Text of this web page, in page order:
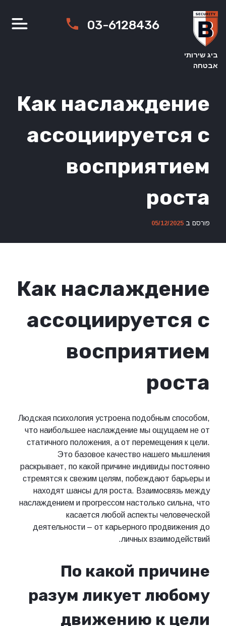
content
ביג שירותי
אבטחה
03-6128436
Как наслаждение
ассоциируется с
восприятием
роста
פורסם ב 05/12/2025
Как наслаждение
ассоциируется с
восприятием
роста
Людская психология устроена подобным способом,
что наибольшее наслаждение мы ощущаем не от
статичного положения, а от перемещения к цели.
Это базовое качество нашего мышления
раскрывает, по какой причине индивиды постоянно
стремятся к свежим целям, побеждают барьеры и
находят шансы для роста. Взаимосвязь между
наслаждением и прогрессом настолько сильна, что
касается любой аспекты человеческой
деятельности – от карьерного продвижения до
личных взаимодействий.
По какой причине
разум ликует любому
движению к цели